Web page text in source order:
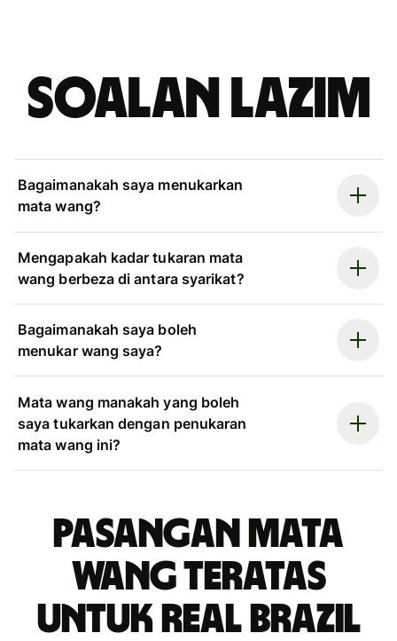
Soalan Lazim
Bagaimanakah saya menukarkan
mata wang?
Mengapakah kadar tukaran mata
wang berbeza di antara syarikat?
Bagaimanakah saya boleh
menukar wang saya?
Mata wang manakah yang boleh
saya tukarkan dengan penukaran
mata wang ini?
Pasangan mata
wang teratas
untuk real Brazil